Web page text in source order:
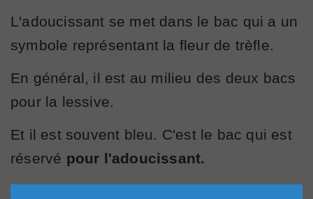
L'adoucissant se met dans le bac qui a un
symbole représentant la fleur de trèfle.
En général, il est au milieu des deux bacs
pour la lessive.
Et il est souvent bleu. C'est le bac qui est
réservé pour l'adoucissant.